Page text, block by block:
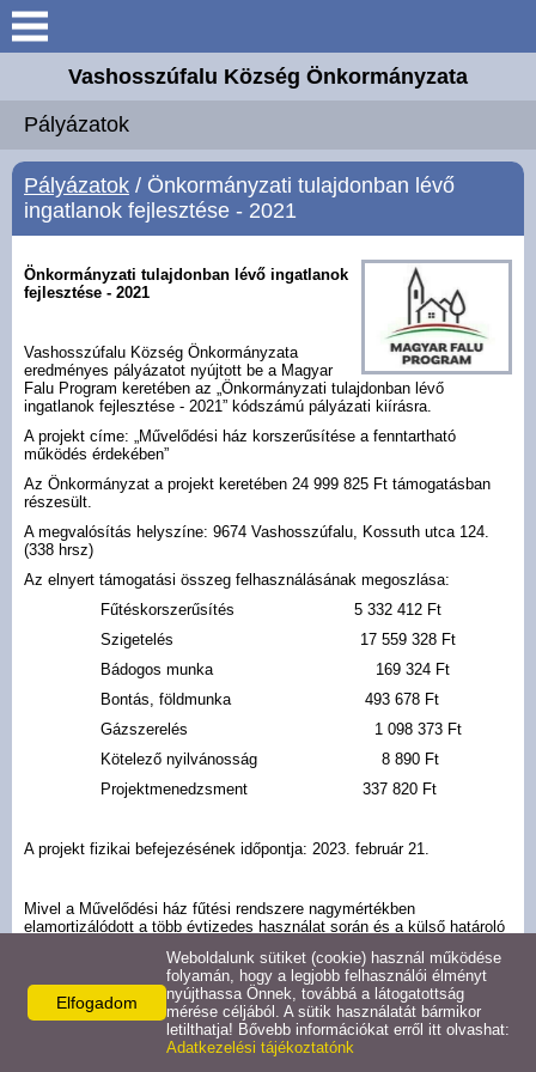
Keresés
Bemutatkozás
Elérhetőségek
Önkormányzat
Intézmények
Választási információk
E-ügyintézés
Gazdaság
Letölthető dokumentumok
Civil szervezetek
Híres szülöttek
Művészek
Látnivalók
Múzeumok
Műemlékek
Vashosszúfalu Község Önkormányzata
Pályázatok
Pályázatok / Önkormányzati tulajdonban lévő
ingatlanok fejlesztése - 2021
Önkormányzati tulajdonban lévő ingatlanok
fejlesztése - 2021
Vashosszúfalu Község Önkormányzata
eredményes pályázatot nyújtott be a Magyar
Falu Program keretében az „Önkormányzati tulajdonban lévő
ingatlanok fejlesztése - 2021” kódszámú pályázati kiírásra.
A projekt címe: „Művelődési ház korszerűsítése a fenntartható
működés érdekében”
Az Önkormányzat a projekt keretében 24 999 825 Ft támogatásban
részesült.
A megvalósítás helyszíne: 9674 Vashosszúfalu, Kossuth utca 124.
(338 hrsz)
Az elnyert támogatási összeg felhasználásának megoszlása:
Fűtéskorszerűsítés 5 332 412 Ft
Szigetelés 17 559 328 Ft
Bádogos munka 169 324 Ft
Bontás, földmunka 493 678 Ft
Gázszerelés 1 098 373 Ft
Kötelező nyilvánosság 8 890 Ft
Projektmenedzsment 337 820 Ft
A projekt fizikai befejezésének időpontja: 2023. február 21.
Mivel a Művelődési ház fűtési rendszere nagymértékben
elamortizálódott a több évtizedes használat során és a külső határoló
ezért a fűtési rendszer korszerűsítése mellett elengedhetetlenül
szükséges volt az épület hőszigetelésének elvégzése.
A projekt megvalósításával alapvetően javult a Művelődési ház
használhatósága, az energetikai fejlesztéssel hosszú távra
megteremtettük a fenntartható, költséghatékony üzemeltetés
Elfogadom
Weboldalunk sütiket (cookie) használ működése
folyamán, hogy a legjobb felhasználói élményt
nyújthassa Önnek, továbbá a látogatottság
mérése céljából. A sütik használatát bármikor
letilthatja! Bővebb információkat erről itt olvashat:
Adatkezelési tájékoztatónk